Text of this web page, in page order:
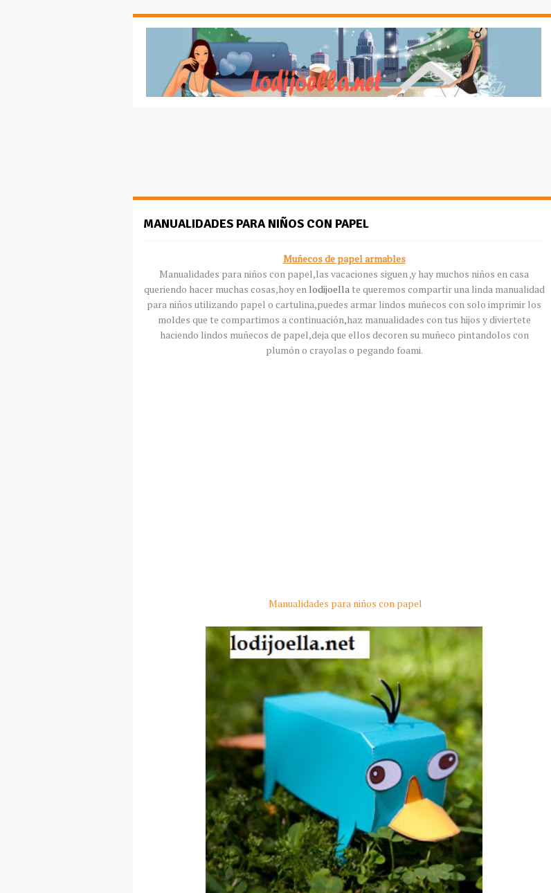
MANUALIDADES PARA NIÑOS CON PAPEL
Muñecos de papel armables
Manualidades para niños con papel,las vacaciones siguen ,y hay muchos niños en casa
queriendo hacer muchas cosas,hoy enlodijoellate queremos compartir una linda manualidad
para niños utilizando papel o cartulina,puedes armar lindos muñecos con solo imprimir los
moldes que te compartimos a continuación,haz manualidades con tus hijos y diviertete
haciendo lindos muñecos de papel,deja que ellos decoren su muñeco pintandolos con
plumón o crayolas o pegando foami.
Manualidades para niños con papel